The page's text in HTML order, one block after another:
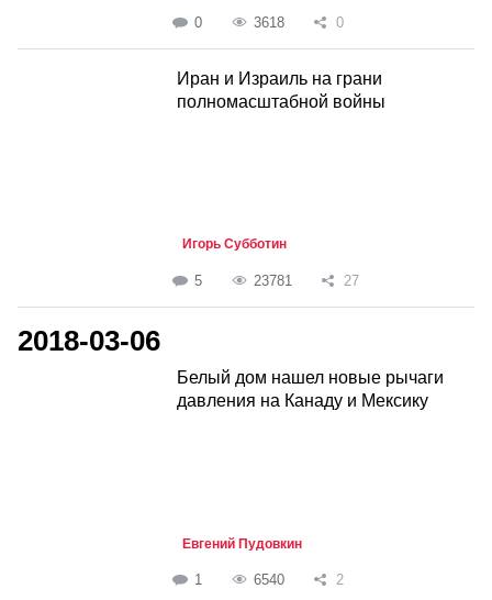
0 3618 0
Иран и Израиль на грани
полномасштабной войны
Игорь Субботин
5 23781 27
2018-03-06
Белый дом нашел новые рычаги
давления на Канаду и Мексику
Евгений Пудовкин
1 6540 2